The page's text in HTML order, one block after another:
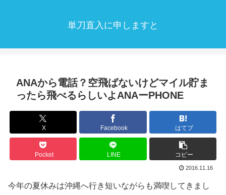
単刀直入に申しますと
ANAから電話？空飛ばないけどマイル貯ま
ったら飛べるらしいよANAーPHONE
X Facebook はてブ
Pocket LINE コピー
2016.11.16
今年の夏休みは沖縄へ行き短いながらも満喫してきまし